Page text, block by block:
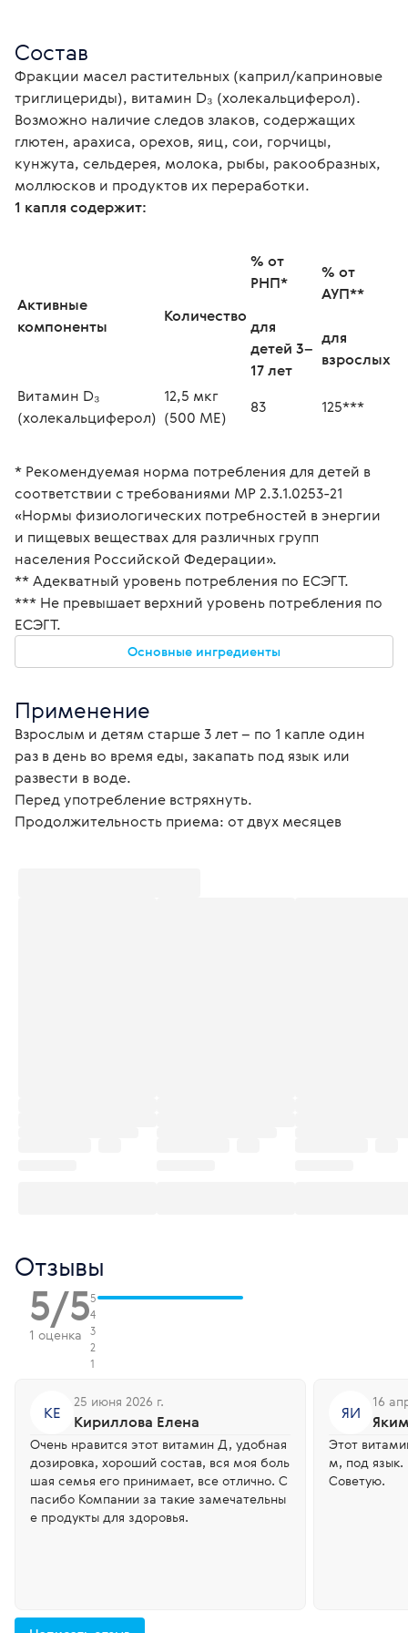
Состав
Фракции масел растительных (каприл/каприновые
триглицериды), витамин D₃ (холекальциферол).
Возможно наличие следов злаков, содержащих
глютен, арахиса, орехов, яиц, сои, горчицы,
кунжута, сельдерея, молока, рыбы, ракообразных,
1 капля содержит:
Активные
компоненты
Количество
% от
РНП*
для
детей 3–
17 лет
% от
АУП**
для
взрослых
Витамин D₃
(холекальциферол)
12,5 мкг
(500 ME)
83 125***
* Рекомендуемая норма потребления для детей в
соответствии с требованиями МР 2.3.1.0253-21
«Нормы физиологических потребностей в энергии
и пищевых веществах для различных групп
населения Российской Федерации».
** Адекватный уровень потребления по ЕСЭГТ.
*** Не превышает верхний уровень потребления по
ЕСЭГТ.
Основные ингредиенты
Применение
Взрослым и детям старше 3 лет – по 1 капле один
раз в день во время еды, закапать под язык или
развести в воде.
Перед употребление встряхнуть.
Отзывы
5/5
1 оценка
5
4
3
2
1
КЕ
25 июня 2026 г.
Кириллова Елена
Очень нравится этот витамин Д, удобная
дозировка, хороший состав, вся моя боль
шая семья его принимает, все отлично. С
пасибо Компании за такие замечательны
е продукты для здоровья.
ЯИ
16
Этот
м, под язык.
Советую.